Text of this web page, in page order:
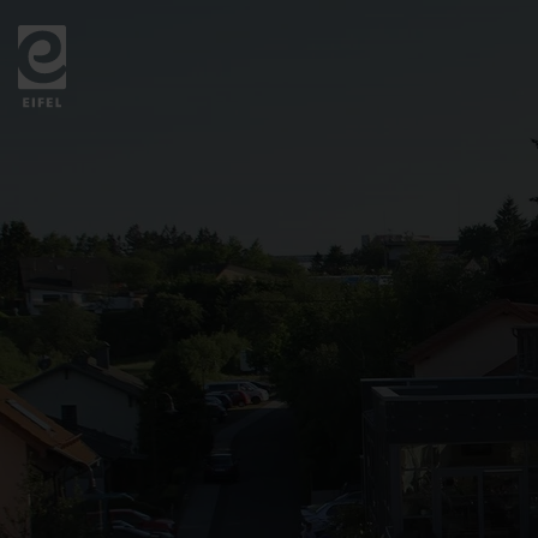
Zurück
zur
Startseite